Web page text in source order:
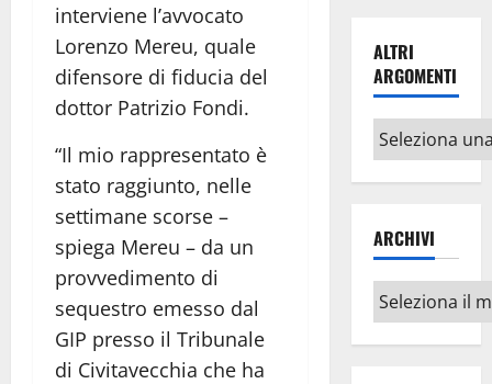
interviene l’avvocato
Lorenzo Mereu, quale
difensore di fiducia del
dottor Patrizio Fondi.
“Il mio rappresentato è
stato raggiunto, nelle
settimane scorse –
spiega Mereu – da un
provvedimento di
sequestro emesso dal
GIP presso il Tribunale
di Civitavecchia che ha
ALTRI
ARGOMENTI
Altri
argomenti
ARCHIVI
Archivi